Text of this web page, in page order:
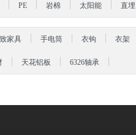
PE 岩棉 太阳能 直埋
家具 手电筒 衣钩 衣架
天花铝板 6326轴承